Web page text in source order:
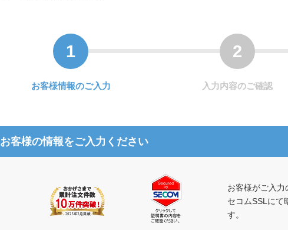
お客様情報のご入力 入力内容のご確認
お客様の情報をご入力ください
お客様がご入力
セコムSSLにて
す。